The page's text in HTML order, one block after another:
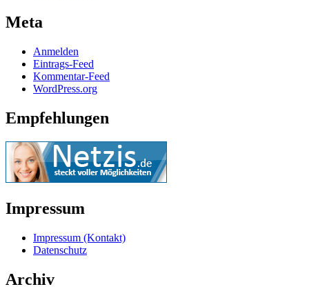
Meta
Anmelden
Eintrags-Feed
Kommentar-Feed
WordPress.org
Empfehlungen
Impressum
Impressum (Kontakt)
Datenschutz
Archiv